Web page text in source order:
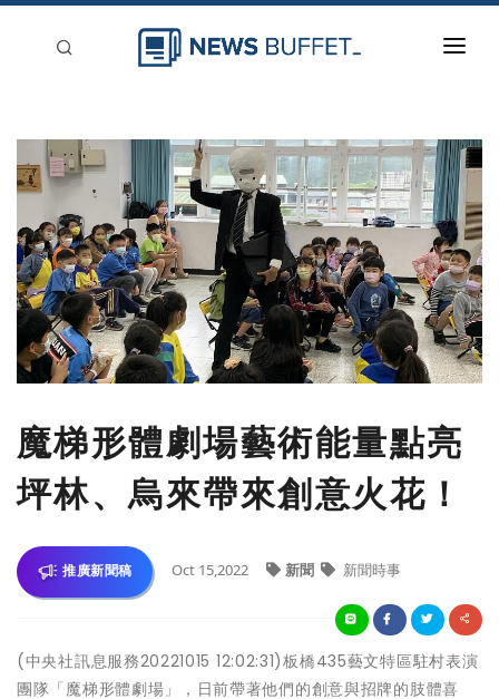
新聞稿分類
登入
刊登
魔梯形體劇場藝術能量點亮
坪林、烏來帶來創意火花！
推廣新聞稿 Oct 15,2022 新聞 新聞時事
(中央社訊息服務20221015 12:02:31)板橋435藝文特區駐村表演
團隊「魔梯形體劇場」，日前帶著他們的創意與招牌的肢體喜